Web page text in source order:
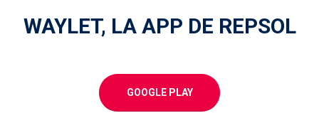
WAYLET, LA APP DE REPSOL
GOOGLE PLAY